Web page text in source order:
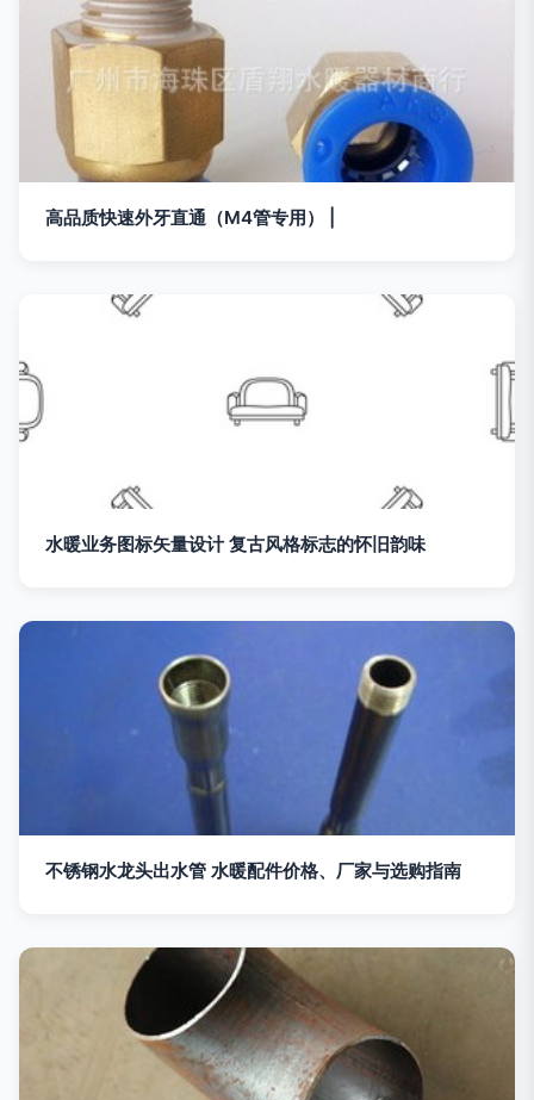
高品质快速外牙直通（M4管专用） |
水暖业务图标矢量设计 复古风格标志的怀旧韵味
不锈钢水龙头出水管 水暖配件价格、厂家与选购指南